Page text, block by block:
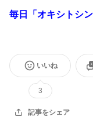
毎日「オキシトシ
いいね
3
記事をシェア